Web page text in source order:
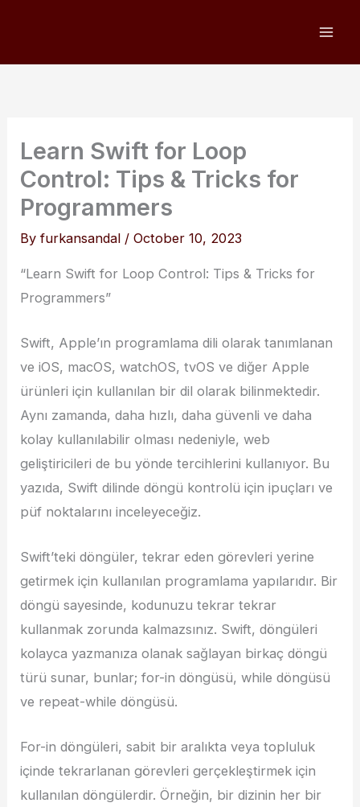
Learn Swift for Loop
Control: Tips & Tricks for
Programmers
Byfurkansandal /October 10, 2023
“Learn Swift for Loop Control: Tips & Tricks for
Programmers”
Swift, Apple’ın programlama dili olarak tanımlanan
ve iOS, macOS, watchOS, tvOS ve diğer Apple
ürünleri için kullanılan bir dil olarak bilinmektedir.
Aynı zamanda, daha hızlı, daha güvenli ve daha
kolay kullanılabilir olması nedeniyle, web
geliştiricileri de bu yönde tercihlerini kullanıyor. Bu
yazıda, Swift dilinde döngü kontrolü için ipuçları ve
püf noktalarını inceleyeceğiz.
Swift’teki döngüler, tekrar eden görevleri yerine
getirmek için kullanılan programlama yapılarıdır. Bir
döngü sayesinde, kodunuzu tekrar tekrar
kullanmak zorunda kalmazsınız. Swift, döngüleri
kolayca yazmanıza olanak sağlayan birkaç döngü
türü sunar, bunlar; for-in döngüsü, while döngüsü
ve repeat-while döngüsü.
For-in döngüleri, sabit bir aralıkta veya topluluk
içinde tekrarlanan görevleri gerçekleştirmek için
kullanılan döngülerdir. Örneğin, bir dizinin her bir